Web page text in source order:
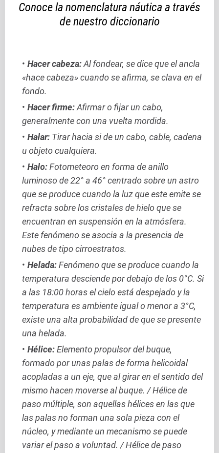
Conoce la nomenclatura náutica a través
de nuestro diccionario
Hacer cabeza:Al fondear, se dice que el ancla
«hace cabeza» cuando se afirma, se clava en el
fondo.
Hacer firme:Afirmar o fijar un cabo,
generalmente con una vuelta mordida.
Halar: Tirar hacia si de un cabo, cable, cadena
u objeto cualquiera.
Halo:Fotometeoro en forma de anillo
luminoso de 22° a 46° centrado sobre un astro
que se produce cuando la luz que este emite se
refracta sobre los cristales de hielo que se
encuentran en suspensión en la atmósfera.
Este fenómeno se asocia a la presencia de
nubes de tipo cirroestratos.
Helada:Fenómeno que se produce cuando la
temperatura desciende por debajo de los 0°C. Si
a las 18:00 horas el cielo está despejado y la
temperatura es ambiente igual o menor a 3°C,
existe una alta probabilidad de que se presente
una helada.
Hélice:Elemento propulsor del buque,
formado por unas palas de forma helicoidal
acopladas a un eje, que al girar en el sentido del
mismo hacen moverse al buque. / Hélice de
paso múltiple, son aquellas hélices en las que
las palas no forman una sola pieza con el
núcleo, y mediante un mecanismo se puede
variar el paso a voluntad. / Hélice de paso